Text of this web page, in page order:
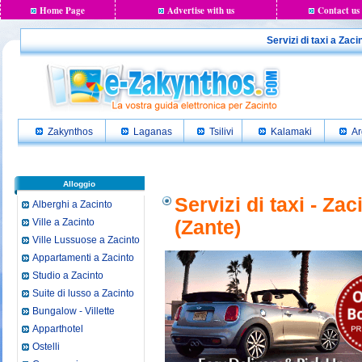
Home Page Advertise with us Contact us
Servizi di taxi a
Zakynthos Laganas Tsilivi Kalamaki
Alloggio
Alberghi a Zacinto
Ville a Zacinto
Ville Lussuose a Zacinto
Appartamenti a Zacinto
Studio a Zacinto
Suite di lusso a Zacinto
Bungalow - Villette
Apparthotel
Ostelli
Servizi di taxi -
(Zante)